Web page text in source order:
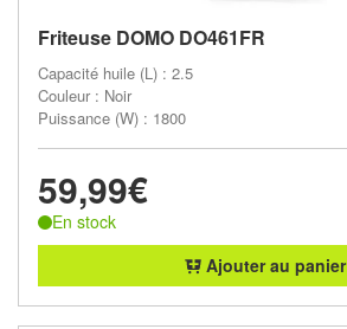
Friteuse DOMO DO461FR
Capacité huile (L) : 2.5
Couleur : Noir
Puissance (W) : 1800
59,99€
En stock
Ajouter au panier